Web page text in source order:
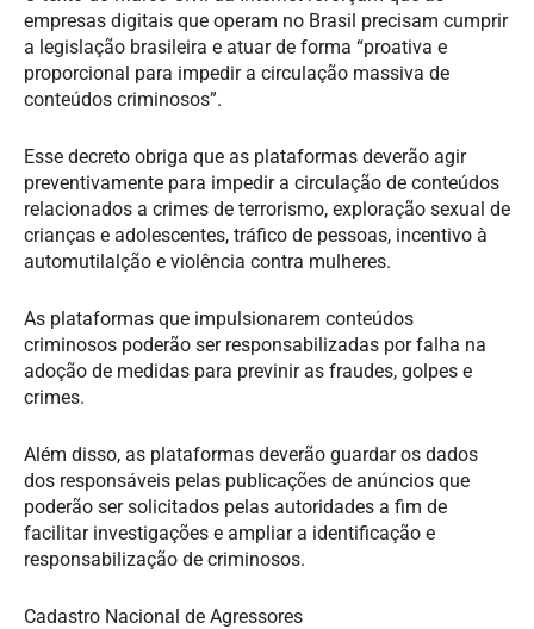
empresas digitais que operam no Brasil precisam cumprir
a legislação brasileira e atuar de forma “proativa e
proporcional para impedir a circulação massiva de
conteúdos criminosos”.
Esse decreto obriga que as plataformas deverão agir
preventivamente para impedir a circulação de conteúdos
relacionados a crimes de terrorismo, exploração sexual de
crianças e adolescentes, tráfico de pessoas, incentivo à
automutilalção e violência contra mulheres.
As plataformas que impulsionarem conteúdos
criminosos poderão ser responsabilizadas por falha na
adoção de medidas para previnir as fraudes, golpes e
crimes.
Além disso, as plataformas deverão guardar os dados
dos responsáveis pelas publicações de anúncios que
poderão ser solicitados pelas autoridades a fim de
facilitar investigações e ampliar a identificação e
responsabilização de criminosos.
Cadastro Nacional de Agressores